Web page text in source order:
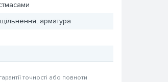
арматура
точності або повноти